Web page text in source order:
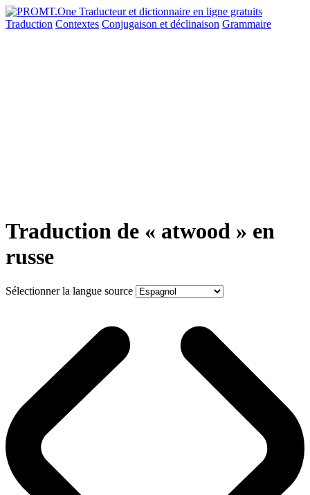
Traduction Contextes Conjugaison et déclinaison Grammaire
Traduction de « atwood » en
russe
Sélectionner la langue source